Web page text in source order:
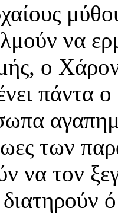
να
ο
πάντα
των
να τον